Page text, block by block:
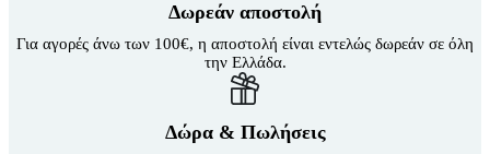
Δωρεάν αποστολή
Για αγορές άνω των 100€, η αποστολή είναι εντελώς δωρεάν σε όλη
την Ελλάδα.
Δώρα & Πωλήσεις